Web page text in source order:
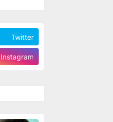
Twitter
Instagram